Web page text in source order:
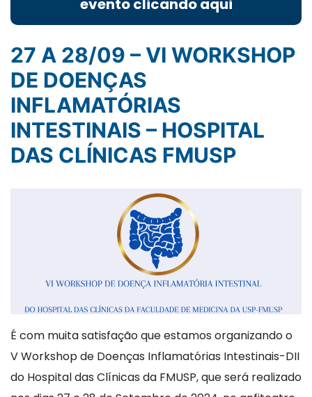
evento clicando aqui
27 A 28/09 – VI WORKSHOP
DE DOENÇAS
INFLAMATÓRIAS
INTESTINAIS – HOSPITAL
DAS CLÍNICAS FMUSP
É com muita satisfação que estamos organizando o
V Workshop de Doenças Inflamatórias Intestinais-DII
do Hospital das Clínicas da FMUSP, que será realizado